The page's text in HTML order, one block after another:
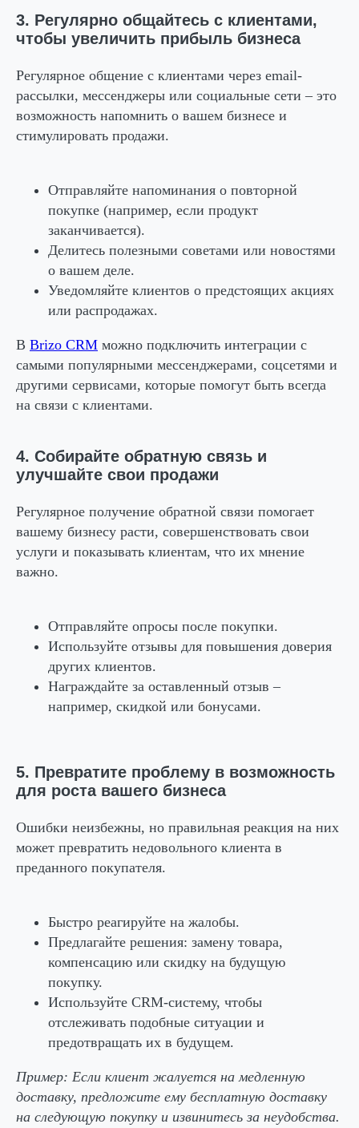
3. Регулярно общайтесь с клиентами,
чтобы увеличить прибыль бизнеса
Регулярное общение с клиентами через email-
рассылки, мессенджеры или социальные сети – это
возможность напомнить о вашем бизнесе и
стимулировать продажи.
Отправляйте напоминания о повторной
покупке (например, если продукт
заканчивается).
Делитесь полезными советами или новостями
о вашем деле.
Уведомляйте клиентов о предстоящих акциях
или распродажах.
В Brizo CRM можно подключить интеграции с
самыми популярными мессенджерами, соцсетями и
другими сервисами, которые помогут быть всегда
на связи с клиентами.
4. Собирайте обратную связь и
улучшайте свои продажи
Регулярное получение обратной связи помогает
вашему бизнесу расти, совершенствовать свои
услуги и показывать клиентам, что их мнение
важно.
Отправляйте опросы после покупки.
Используйте отзывы для повышения доверия
других клиентов.
Награждайте за оставленный отзыв –
например, скидкой или бонусами.
5. Превратите проблему в возможность
для роста вашего бизнеса
Ошибки неизбежны, но правильная реакция на них
может превратить недовольного клиента в
преданного покупателя.
Быстро реагируйте на жалобы.
Предлагайте решения: замену товара,
компенсацию или скидку на будущую
покупку.
Используйте CRM-систему, чтобы
отслеживать подобные ситуации и
предотвращать их в будущем.
Пример: Если клиент жалуется на медленную
доставку, предложите ему бесплатную доставку
на следующую покупку и извинитесь за неудобства.